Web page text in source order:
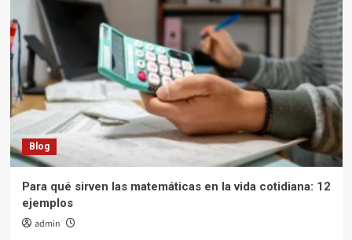
Blog
Para qué sirven las matemáticas en la vida cotidiana: 12
ejemplos
admin